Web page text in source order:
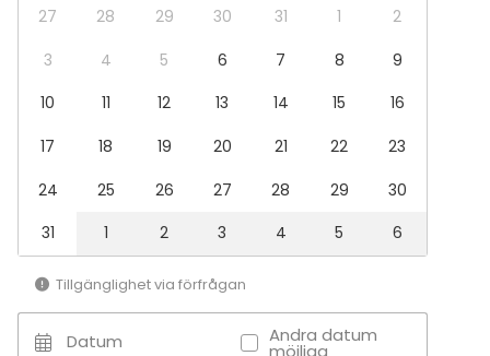
Utomhus
27 28 29 30 31 1
2
3
4 5 6 7 8
9
10
11 12 13 14 15
16
17
18 19 20 21 22
23
24
25 26 27 28 29
30
31
1 2 3 4 5 6
Tillgänglighet via förfrågan
Datum Andra datum
möjliga